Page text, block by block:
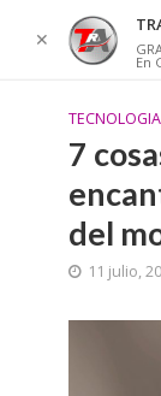
TECNOLOGIA
7
del
11 julio,
✕
En